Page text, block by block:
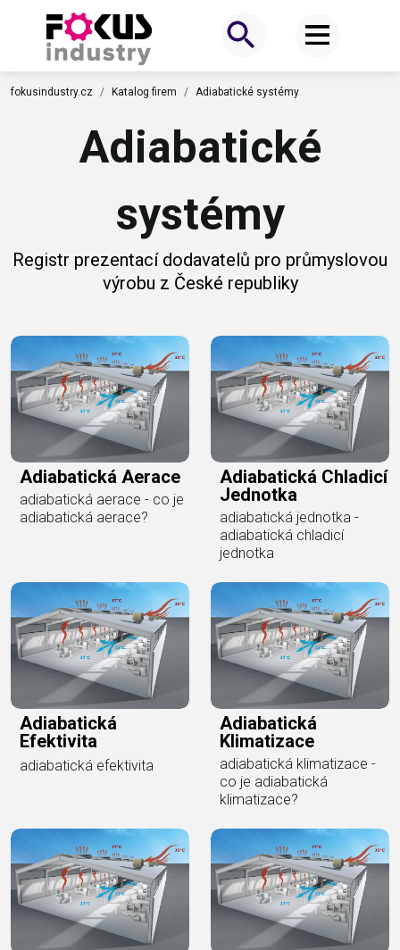
fokusindustry.cz Katalog firem Adiabatické systémy
Adiabatické
systémy
Registr prezentací dodavatelů pro průmyslovou
výrobu z České republiky
Adiabatická Aerace
adiabatická aerace - co je
adiabatická aerace?
Adiabatická Chladicí
Jednotka
adiabatická jednotka -
adiabatická chladicí
jednotka
Adiabatická
Efektivita
adiabatická efektivita
Adiabatická
Klimatizace
adiabatická klimatizace -
co je adiabatická
klimatizace?